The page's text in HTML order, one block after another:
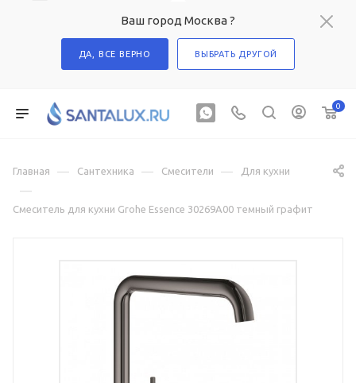
Ваш город Москва ?
ДА, ВСЕ ВЕРНО ВЫБРАТЬ ДРУГОЙ
0
Главная — Сантехника — Смесители — Для кухни
—
Смеситель для кухни Grohe Essence 30269A00 темный графит